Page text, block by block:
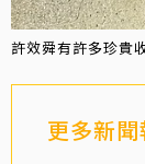
許效舜有許多珍貴
更多新